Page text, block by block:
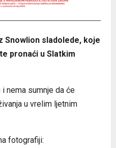
Snowlion sladolede, koje
pronaći u Slatkim
nema sumnje da će
u vrelim ljetnim
fotografiji: